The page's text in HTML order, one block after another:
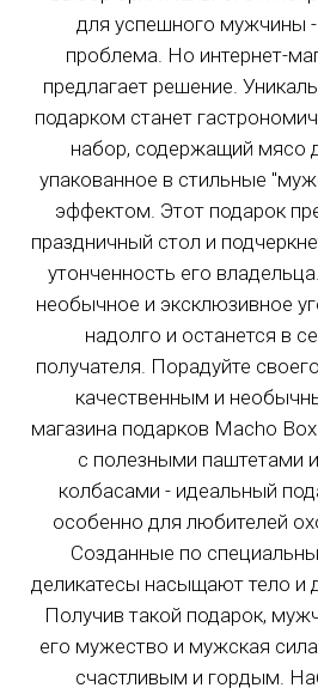
для успешного мужчины
проблема. Но интернет-
предлагает решение.
подарком станет
набор, содержащий мясо
упакованное в стильные
эффектом. Этот подарок
праздничный стол и
утонченность его
необычное и эксклюзивное
надолго и останется в
получателя. Порадуйте
качественным и
магазина подарков Macho
с полезными паштетами
колбасами - идеальный
особенно для любителей
Созданные по
деликатесы насыщают тело и
Получив такой подарок,
его мужество и мужская
счастливым и гордым.
Моя мама прошла мимо,
что я не был парнем с
подарок заставил меня
Удивительный подарок!!!
вас за этот подарок.
будет длиться вечно..
Джон Кэмпбелл
Подарок
Моя мама прошла мимо,
что я не был парнем с
подарок заставил меня
Удивительный подарок!!!
вас за этот подарок.
будет длиться вечно..
★★★★★
Подарок
Моя мама прошла мимо,
что я не был парнем с
Джон Кэмпбелл
18 марта 2020 года
★★★★★
Москва- На
Московская обл.-
Санкт-Петербург-
Другие регионы